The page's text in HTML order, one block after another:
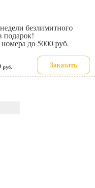
безлимитного
подарок!
до 5000 руб.
руб. Заказать